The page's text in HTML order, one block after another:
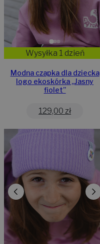
Wysyłka 1 dzień
Modna czapka dla dziecka
logo ekoskórka „Jasny
fiolet”
129,00 zł